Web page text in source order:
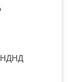
НДНД